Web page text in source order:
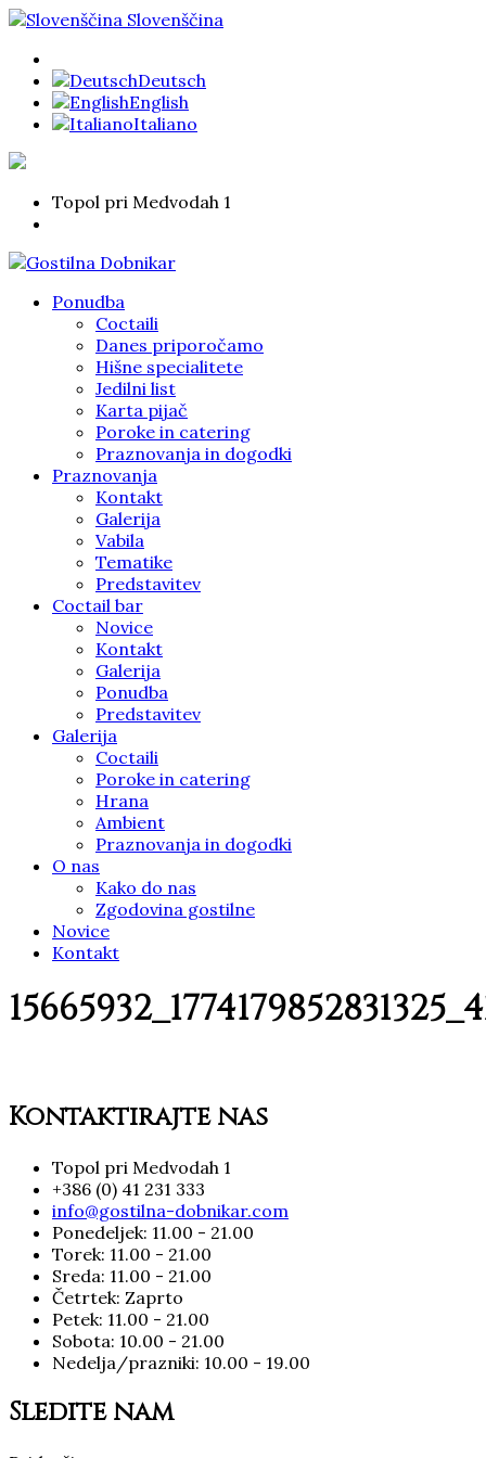
Slovenščina
Deutsch
English
Italiano
Topol pri Medvodah 1
Ponudba
Coctaili
Danes priporočamo
Hišne specialitete
Jedilni list
Karta pijač
Poroke in catering
Praznovanja in dogodki
Praznovanja
Kontakt
Galerija
Vabila
Tematike
Predstavitev
Coctail bar
Novice
Kontakt
Galerija
Ponudba
Predstavitev
Galerija
Coctaili
Poroke in catering
Hrana
Ambient
Praznovanja in dogodki
O nas
Kako do nas
Zgodovina gostilne
Novice
Kontakt
Kontaktirajte nas
Topol pri Medvodah 1
+386 (0) 41 231 333
info@gostilna-dobnikar.com
Ponedeljek: 11.00 - 21.00
Torek: 11.00 - 21.00
Sreda: 11.00 - 21.00
Četrtek: Zaprto
Petek: 11.00 - 21.00
Sobota: 10.00 - 21.00
Nedelja/prazniki: 10.00 - 19.00
Sledite nam